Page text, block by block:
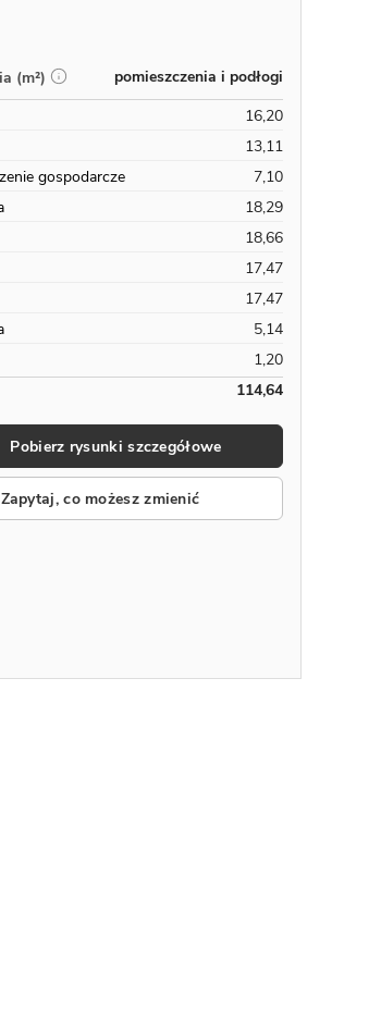
(m²)
pomieszczenia i podłogi
16,20
13,11
gospodarcze
7,10
18,29
18,66
17,47
17,47
5,14
1,20
114,64
Pobierz rysunki szczegółowe
Zapytaj, co możesz zmienić